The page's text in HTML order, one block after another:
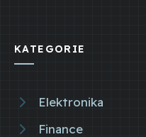
KATEGORIE
Elektronika
Finance